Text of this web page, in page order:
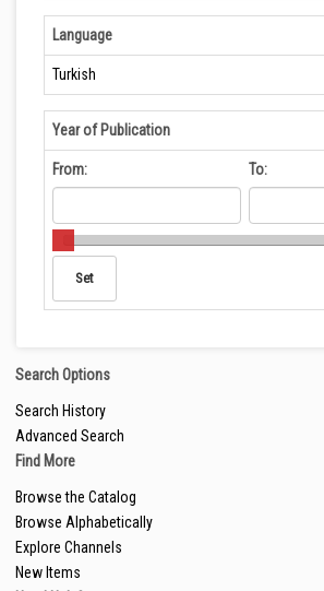
Language
Turkish
Year of Publication
From: To:
Search Options
Search History
Advanced Search
Find More
Browse the Catalog
Browse Alphabetically
Explore Channels
New Items